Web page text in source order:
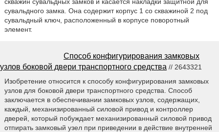
сувальдного замка. Она содержит корпус 1 со скважиной 2 под
сувальдный ключ, расположенный в корпусе поворотный
элемент.
Способ конфигурирования замковых
узлов боковой двери транспортного средства // 2643321
Изобретение относится к способу конфигурирования замковых
узлов для боковой двери транспортного средства. Способ
заключается в обеспечивании замковых узлов, содержащих,
каждый, механизированный силовой привод и контроллер
дверей, который побуждает механизированный силовой привод
отпирать замковый узел при приведении в действие внутренней